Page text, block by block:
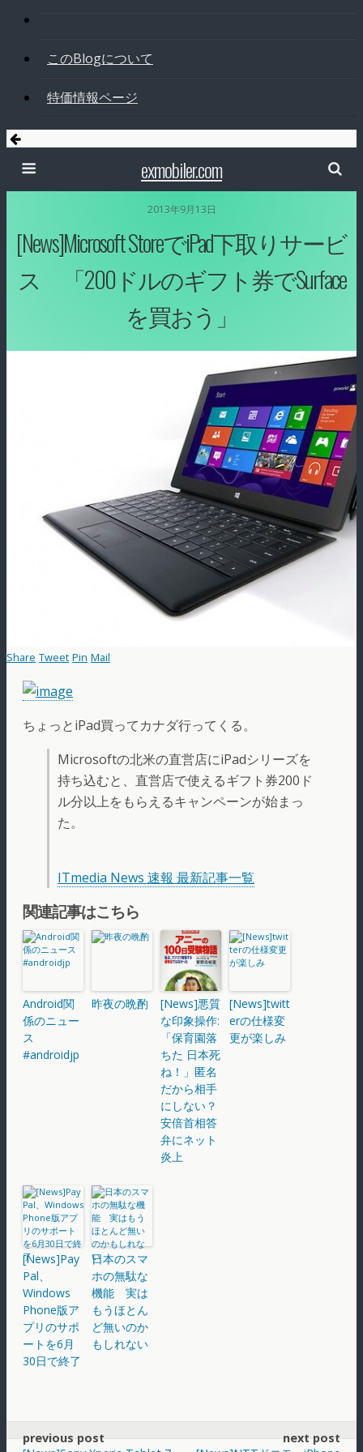
このBlogについて
特価情報ページ
exmobiler.com
2013年9月13日
[News]Microsoft StoreでiPad下取りサービ
ス 「200ドルのギフト券でSurface
を買おう」
Share Tweet Pin Mail
ちょっとiPad買ってカナダ行ってくる。
Microsoftの北米の直営店にiPadシリーズを
持ち込むと、直営店で使えるギフト券200ド
ル分以上をもらえるキャンペーンが始まっ
た。
ITmedia News 速報 最新記事一覧
関連記事はこちら
Android関
係のニュー
ス
#androidjp
昨夜の晩酌
[News]悪質
な印象操作:
「保育園落
ちた 日本死
ね！」匿名
だから相手
にしない？
安倍首相答
弁にネット
炎上
[News]twitt
erの仕様変
更が楽しみ
[News]Pay
Pal、
Windows
Phone版ア
プリのサポ
ートを6月
30日で終了
日本のスマ
ホの無駄な
機能 実は
もうほとん
ど無いのか
もしれない
previous post
next post